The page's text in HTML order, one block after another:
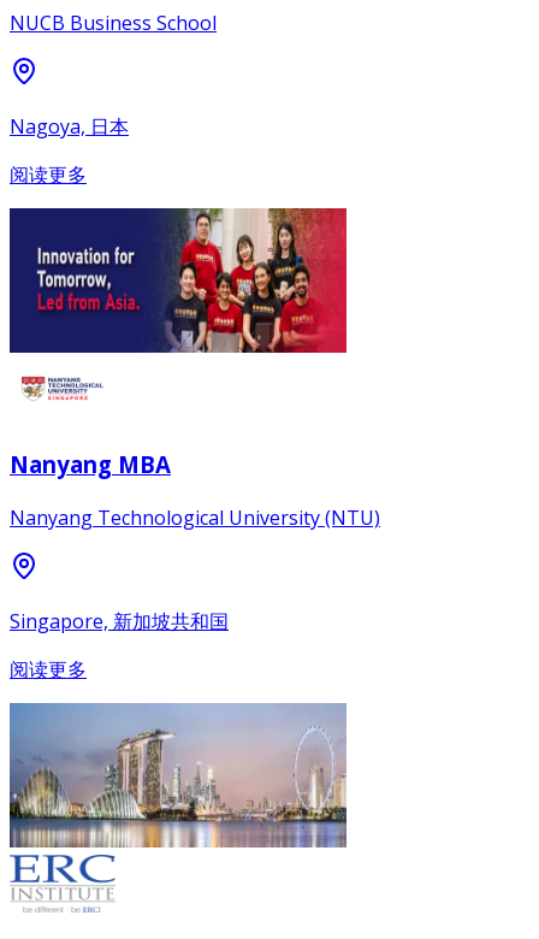
NUCB Business School
Nagoya, 日本
阅读更多
Nanyang MBA
Nanyang Technological University (NTU)
Singapore, 新加坡共和国
阅读更多